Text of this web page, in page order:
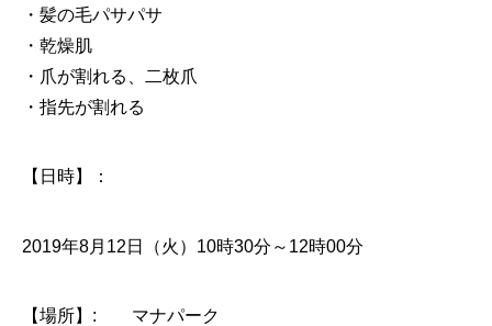
・髪の毛パサパサ
・乾燥肌
・爪が割れる、二枚爪
・指先が割れる
【日時】：
2019年8月12日（火）10時30分～12時00分
【場所】: マナパーク